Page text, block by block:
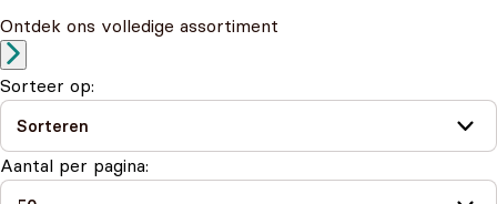
Ontdek ons volledige assortiment
Sorteer op:
Aantal per pagina: